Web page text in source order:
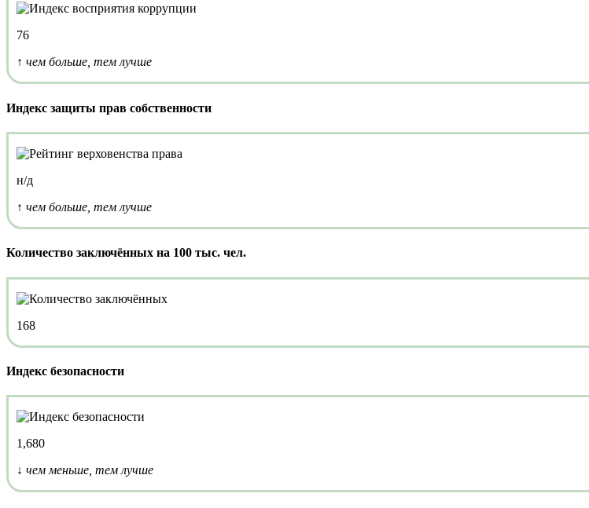
76
↑ чем больше, тем лучше
Индекс защиты прав собственности
н/д
↑ чем больше, тем лучше
Количество заключённых на 100 тыс. чел.
168
Индекс безопасности
1,680
↓ чем меньше, тем лучше